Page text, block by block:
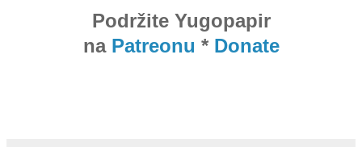
Podržite Yugopapir
na Patreonu * Donate